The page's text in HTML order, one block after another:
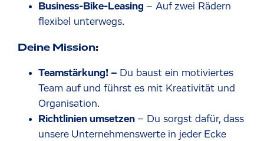
Business-Bike-Leasing – Auf zwei Rädern
flexibel unterwegs.
Deine Mission:
Teamstärkung! – Du baust ein motiviertes
Team auf und führst es mit Kreativität und
Organisation.
Richtlinien umsetzen – Du sorgst dafür, dass
unsere Unternehmenswerte in jeder Ecke